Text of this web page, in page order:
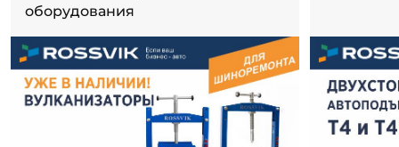
оборудования